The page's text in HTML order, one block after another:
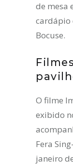
de mesa
cardápio
Bocuse.
O filme
exibido
Fera
janeiro